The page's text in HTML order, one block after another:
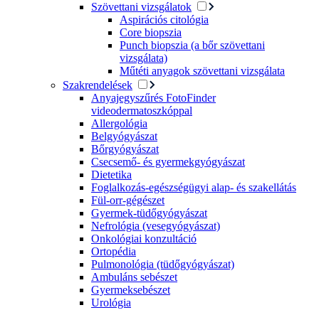
Szövettani vizsgálatok
Aspirációs citológia
Core biopszia
Punch biopszia (a bőr szövettani
vizsgálata)
Műtéti anyagok szövettani vizsgálata
Szakrendelések
Anyajegyszűrés FotoFinder
videodermatoszkóppal
Allergológia
Belgyógyászat
Bőrgyógyászat
Csecsemő- és gyermekgyógyászat
Dietetika
Foglalkozás-egészségügyi alap- és szakellátás
Fül-orr-gégészet
Gyermek-tüdőgyógyászat
Nefrológia (vesegyógyászat)
Onkológiai konzultáció
Ortopédia
Pulmonológia (tüdőgyógyászat)
Ambuláns sebészet
Gyermeksebészet
Urológia